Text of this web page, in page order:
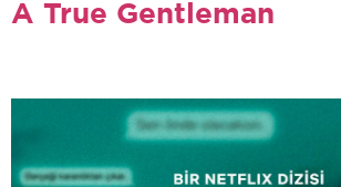
A True Gentleman